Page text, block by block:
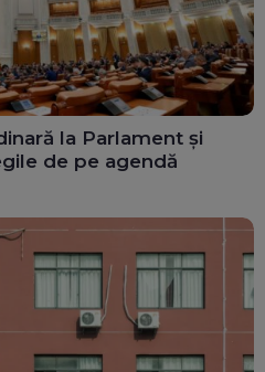
la Parlament și
de pe agendă